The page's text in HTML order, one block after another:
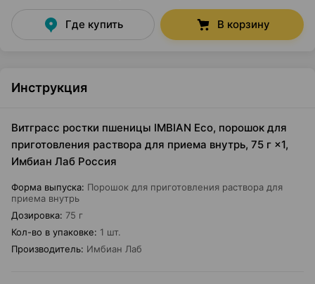
Где купить В корзину
Инструкция
Витграсс ростки пшеницы IMBIAN Eco, порошок для
приготовления раствора для приема внутрь, 75 г ×1,
Имбиан Лаб Россия
Форма выпуска: Порошок для приготовления раствора для
приема внутрь
Дозировка: 75 г
Кол-во в упаковке: 1 шт.
Производитель: Имбиан Лаб